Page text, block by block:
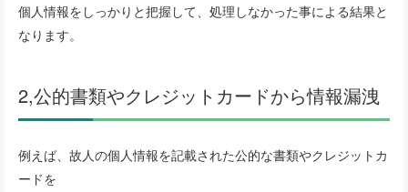
個人情報をしっかりと把握して、処理しなかった事による結果と
なります。
2,公的書類やクレジットカードから情報漏洩
例えば、故人の個人情報を記載された公的な書類やクレジットカ
ードを